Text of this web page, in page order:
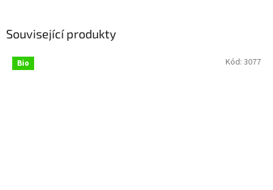
Související produkty
Bio Kód: 3077